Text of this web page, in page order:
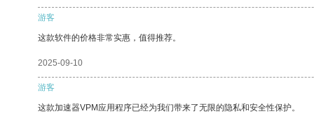
游客
这款软件的价格非常实惠，值得推荐。
2025-09-10
游客
这款加速器VPM应用程序已经为我们带来了无限的隐私和安全性保护。